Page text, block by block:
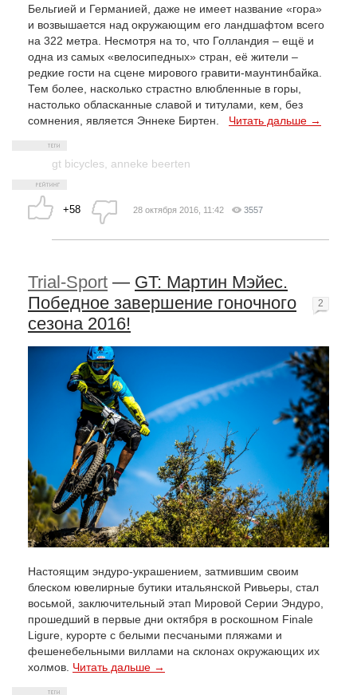
Бельгией и Германией, даже не имеет название «гора»
и возвышается над окружающим его ландшафтом всего
на 322 метра. Несмотря на то, что Голландия – ещё и
одна из самых «велосипедных» стран, её жители –
редкие гости на сцене мирового гравити-маунтинбайка.
Тем более, насколько страстно влюбленные в горы,
настолько обласканные славой и титулами, кем, без
сомнения, является Эннеке Биртен. Читать дальше →
gt bicycles anneke beerten
+58 28 октября 2016, 11:42 3557
Trial-Sport — GT: Мартин Мэйес.
Победное завершение гоночного
сезона 2016!
Настоящим эндуро-украшением, затмившим своим
блеском ювелирные бутики итальянской Ривьеры, стал
восьмой, заключительный этап Мировой Серии Эндуро,
прошедший в первые дни октября в роскошном Finale
Ligure, курорте с белыми песчаными пляжами и
фешенебельными виллами на склонах окружающих их
холмов. Читать дальше →
2